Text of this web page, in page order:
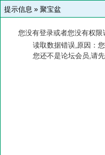
提示信息 » 聚宝盆
您没有登录或者您没有权
读取数据错误,原因：
您还不是论坛会员,请